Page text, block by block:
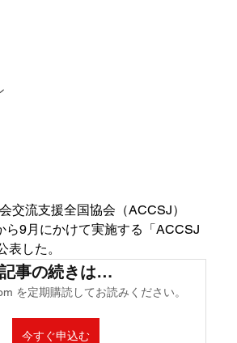
交流支援全国協会（ACCSJ）
ら9月にかけて実施する「ACCSJ
表した。
記事の続きは…
を定期購読してお読みください。
今すぐ申込む